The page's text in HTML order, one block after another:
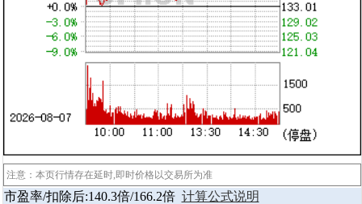
注意：本页行情存在延时,即时价格以交易所为准
市盈率/扣除后:140.3倍/166.2倍 计算公式说明